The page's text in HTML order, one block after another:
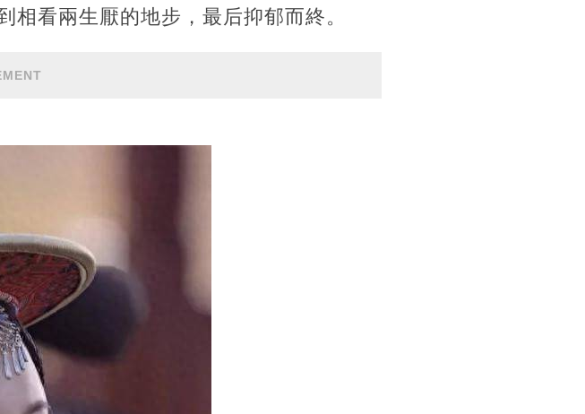
看兩生厭的地步，最后抑郁而終。